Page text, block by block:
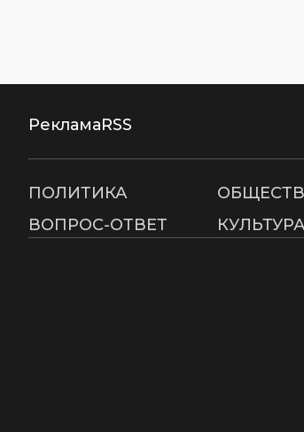
РекламаRSS
ПОЛИТИКА
ВОПРОС-ОТВЕТ